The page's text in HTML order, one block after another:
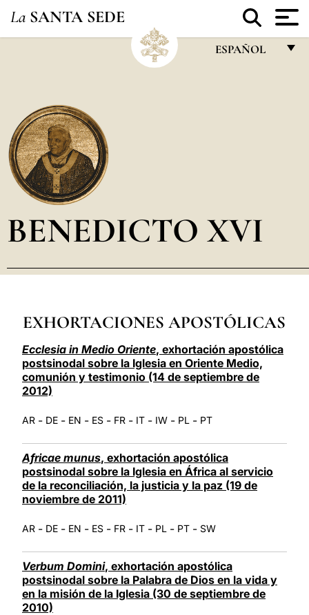
La SANTA SEDE
ESPAÑOL
POLSKI
العربيّة
LATINE
BENEDICTO XVI
EXHORTACIONES APOSTÓLICAS
Ecclesia in Medio Oriente, exhortación apostólica
postsinodal sobre la Iglesia en Oriente Medio,
comunión y testimonio (14 de septiembre de
2012)
AR - DE - EN - ES - FR - IT - IW - PL - PT
Africae munus, exhortación apostólica
postsinodal sobre la Iglesia en África al servicio
de la reconciliación, la justicia y la paz (19 de
noviembre de 2011)
AR - DE - EN - ES - FR - IT - PL - PT - SW
Verbum Domini, exhortación apostólica
postsinodal sobre la Palabra de Dios en la vida y
en la misión de la Iglesia (30 de septiembre de
2010)